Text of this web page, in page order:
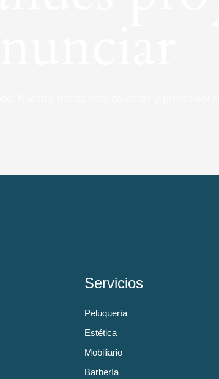
Servicios
Peluquería
Estética
Mobiliario
Barbería